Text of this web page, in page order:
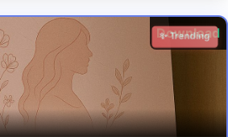
Download
✨ Trending